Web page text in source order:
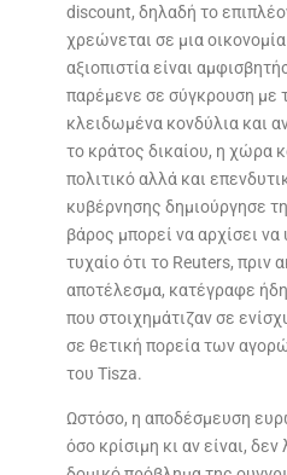
discount, δηλαδή το
χρεώνεται σε μια
αξιοπιστία είναι
παρέμενε σε σύγκρουση με
κλειδωμένα κονδύλια και
το κράτος δικαίου, η χώρα
πολιτικό αλλά και
κυβέρνησης δημιούργησε
βάρος μπορεί να αρχίσει
τυχαίο ότι το Reuters, πριν
αποτέλεσμα, κατέγραφε
που στοιχημάτιζαν σε
σε θετική πορεία των
του Tisza.
Ωστόσο, η αποδέσμευση
όσο κρίσιμη κι αν είναι,